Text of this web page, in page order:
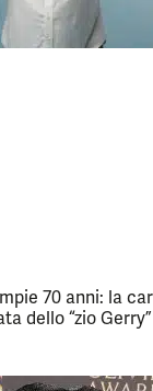
70 anni: la
dello “zio Gerry”